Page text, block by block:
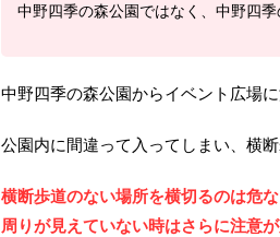
中野四季の森公園ではなく、中野四
中野四季の森公園からイベント広場
公園内に間違って入ってしまい、横
横断歩道のない場所を横切るのは危
周りが見えていない時はさらに注意